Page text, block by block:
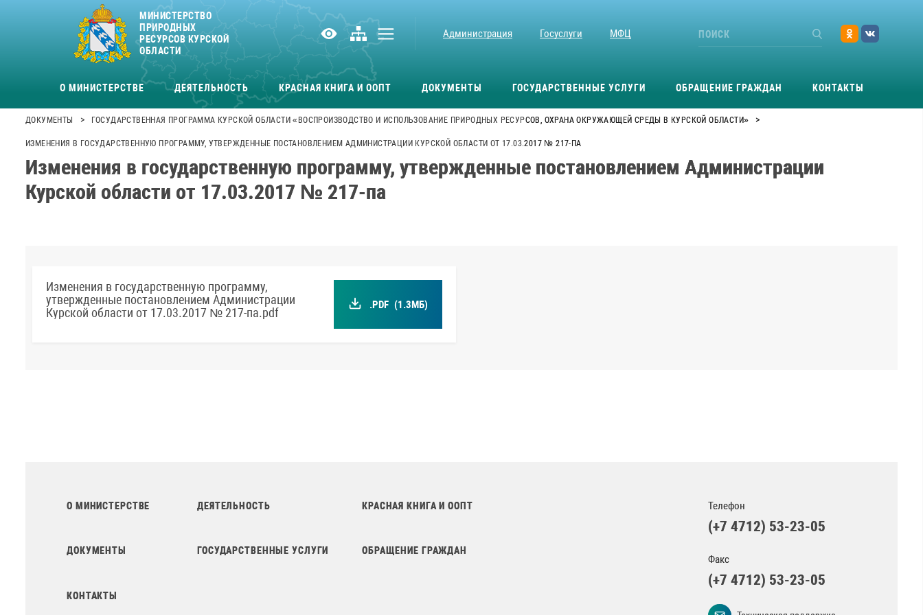
МИНИСТЕРСТВО
ПРИРОДНЫХ
РЕСУРСОВ КУРСКОЙ
ОБЛАСТИ
Администрация Госуслуги МФЦ
О МИНИСТЕРСТВЕ ДЕЯТЕЛЬНОСТЬ КРАСНАЯ КНИГА И ООПТ ДОКУМЕНТЫ ГОСУДАРСТВЕННЫЕ УСЛУГИ ОБРАЩЕНИЕ ГРАЖДАН КОНТАКТЫ
ДОКУМЕНТЫ > ГОСУДАРСТВЕННАЯ ПРОГРАММА КУРСКОЙ ОБЛАСТИ «ВОСПРОИЗВОДСТВО И ИСПОЛЬЗОВАНИЕ ПРИРОДНЫХ РЕСУРСОВ, ОХРАНА ОКРУЖАЮЩЕЙ СРЕДЫ В КУРСКОЙ ОБЛАСТИ» >
ИЗМЕНЕНИЯ В ГОСУДАРСТВЕННУЮ ПРОГРАММУ, УТВЕРЖДЕННЫЕ ПОСТАНОВЛЕНИЕМ АДМИНИСТРАЦИИ КУРСКОЙ ОБЛАСТИ ОТ 17.03.2017 № 217-ПА
Изменения в государственную программу, утвержденные постановлением Администрации
Курской области от 17.03.2017 № 217-па
Изменения в государственную программу,
утвержденные постановлением Администрации
Курской области от 17.03.2017 № 217-па.pdf
.PDF (1.3МБ)
О МИНИСТЕРСТВЕ ДЕЯТЕЛЬНОСТЬ КРАСНАЯ КНИГА И ООПТ
ДОКУМЕНТЫ ГОСУДАРСТВЕННЫЕ УСЛУГИ ОБРАЩЕНИЕ ГРАЖДАН
КОНТАКТЫ
Телефон
(+7 4712) 53-23-05
Факс
(+7 4712) 53-23-05